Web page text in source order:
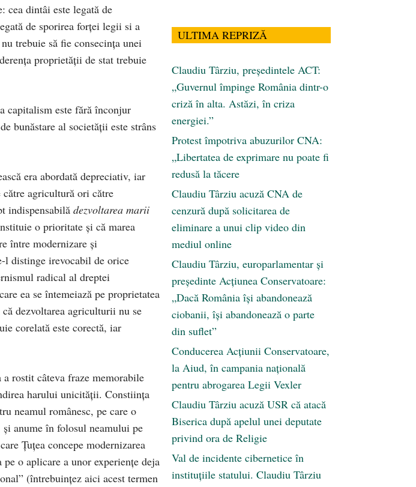
cea dintâi este legată de
de sporirea forței legii si a
trebuie să fie consecința unei
proprietății de stat trebuie
capitalism este fără înconjur
bunăstare al societății este strâns
era abordată depreciativ, iar
agricultură ori către
indispensabilă dezvoltarea marii
o prioritate și că marea
între modernizare și
l distinge irevocabil de orice
radical al dreptei
ea se întemeiază pe proprietatea
dezvoltarea agriculturii nu se
corelată este corectă, iar
a rostit câteva fraze memorabile
harului unicității. Constiința
neamul românesc, pe care o
anume în folosul neamului pe
Țuțea concepe modernizarea
o aplicare a unor experiențe deja
(întrebuințez aici acest termen
ULTIMA REPRIZĂ
Claudiu Târziu, președintele ACT:
„Guvernul împinge România dintr-o
criză în alta. Astăzi, în criza
energiei.”
Protest împotriva abuzurilor CNA:
„Libertatea de exprimare nu poate fi
redusă la tăcere
Claudiu Târziu acuză CNA de
cenzură după solicitarea de
eliminare a unui clip video din
mediul online
Claudiu Târziu, europarlamentar și
președinte Acțiunea Conservatoare:
„Dacă România își abandonează
ciobanii, își abandonează o parte
din suflet”
Conducerea Acțiunii Conservatoare,
la Aiud, în campania națională
pentru abrogarea Legii Vexler
Claudiu Târziu acuză USR că atacă
Biserica după apelul unei deputate
privind ora de Religie
Val de incidente cibernetice în
instituțiile statului. Claudiu Târziu